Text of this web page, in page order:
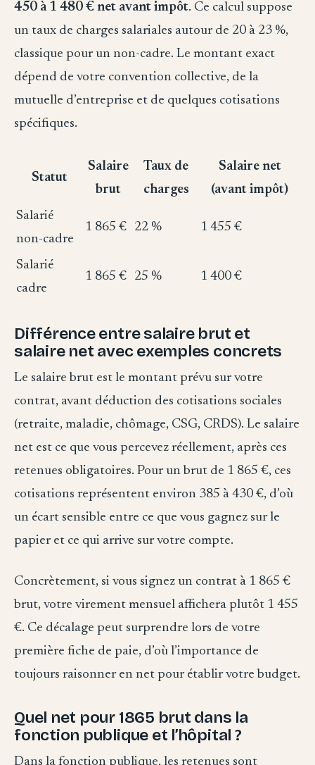
450 à 1 480 € net avant impôt. Ce calcul suppose
un taux de charges salariales autour de 20 à 23 %,
classique pour un non-cadre. Le montant exact
dépend de votre convention collective, de la
mutuelle d’entreprise et de quelques cotisations
spécifiques.
Statut
Salaire
brut
Taux de
charges
Salaire net
(avant impôt)
Salarié
non-cadre
1 865 € 22 % 1 455 €
Salarié
cadre
1 865 € 25 % 1 400 €
Différence entre salaire brut et
salaire net avec exemples concrets
Le salaire brut est le montant prévu sur votre
contrat, avant déduction des cotisations sociales
(retraite, maladie, chômage, CSG, CRDS). Le salaire
net est ce que vous percevez réellement, après ces
retenues obligatoires. Pour un brut de 1 865 €, ces
cotisations représentent environ 385 à 430 €, d’où
un écart sensible entre ce que vous gagnez sur le
papier et ce qui arrive sur votre compte.
Concrètement, si vous signez un contrat à 1 865 €
brut, votre virement mensuel affichera plutôt 1 455
€. Ce décalage peut surprendre lors de votre
première fiche de paie, d’où l’importance de
toujours raisonner en net pour établir votre budget.
Quel net pour 1865 brut dans la
fonction publique et l’hôpital ?
Dans la fonction publique, les retenues sont